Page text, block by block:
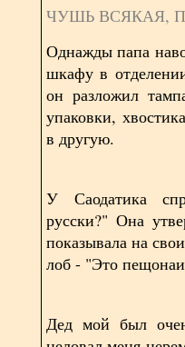
ЧУШЬ ВСЯКАЯ,
Однажды папа
шкафу в
он разложил
упаковки,
в другую.
У Саодатика
русски?" Она
показывала на
лоб - "Это
Дед мой был